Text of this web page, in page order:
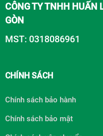
CÔNG TY TNHH HUẤN
GÒN
MST: 0318086961
CHÍNH SÁCH
Chính sách bảo hành
Chính sách bảo mật